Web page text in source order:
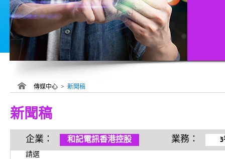
傳媒中心 > 新聞稿
新聞稿
企業： 和記電訊香港控股 業務：
請選